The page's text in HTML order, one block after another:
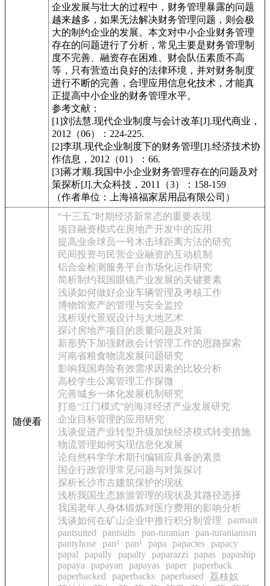
企业发展与壮大的过程中，财务管理暴露的问题
越来越多，如果无法解决财务管理问题，则会极
大的制约企业的发展。本文对中小企业财务管理
存在的问题进行了分析，常见主要是财务管理制
度不完善、融资存在困难、财会队伍素质不高
等，只有营造出良好的法律环境，并对财务制度
进行不断的完善，合理应用信息化技术，才能真
正提高中小企业的财务管理水平。
参考文献：
[1]刘法慧.现代企业制度与会计改革[J].现代商业，
2012（06）：224-225.
[2]李琪.现代企业制度下的财务管理[J].经济技术协
作信息，2012（01）：66.
[3]蒋才顺.我国中小企业财务管理存在的问题及对
策探析[J].大众科技，2011（3）：158-159
（作者单位：上海禧福家居用品有限公司）
随便看
“十三五”时期经济新常态的重要表现
项目融资模式在房地产开发中的应用
提高业余球员一号木击球距离方法的研究
民间投资与民营企业融资的互动机制
铝合金检测服务平台市场化运作研究
简析制约我国眼镜产业发展的关键要素
浅谈如何做好企业车辆管理及考核工作
博物馆资产的管理与安全监控
浅析现代景观设计与大地艺术
探讨房地产项目的质量问题及对策
新形势下加强财政会计管理工作的思路探索
河南省粮食物流发展问题研究
影响我国寿险有效需求因素的比较分析
高校学生公寓管理工作探微
完善城乡一体化发展机制研究
打造“江门模式”的海洋经济产业发展研究
企业目标管理的应用研究
浅谈促进产业转型升级加快经济模式转变措施
物流管理如何实现信息化发展
论自然科学学术期刊编辑应具备的素质
国企行政管理常见问题与对策探讨
探析长沙市古建筑保护的现状
浅析我国生态旅游管理的现状及其路径选择
我国老年人身体锻炼对医疗费用的影响分析
浅谈如何在矿山企业中推行积分制管理
pantsuit
pantsuited
pantsuits pan-turanian
pan-turanianism
pantyhose pan² pan¹ papa papacies papacy
papal
papally papalty paparazzi papas papaship
papaya
papayan papayas paper paperback
paperbacked
paperbacks paperbased
荔枝奴